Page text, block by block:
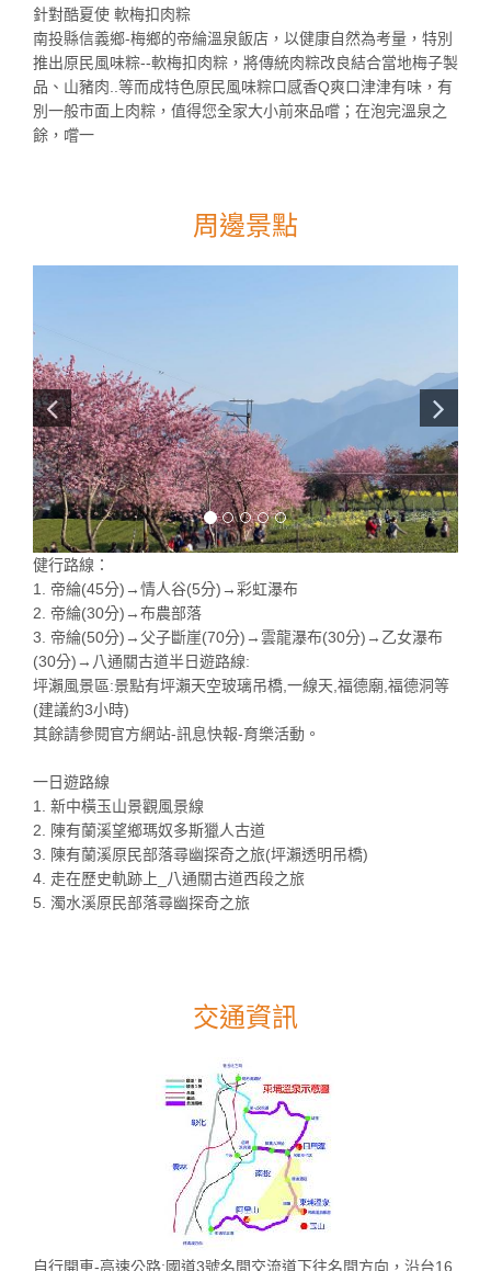
針對酷夏使 軟梅扣肉粽
南投縣信義鄉-梅鄉的帝綸溫泉飯店，以健康自然為考量，特別
推出原民風味粽--軟梅扣肉粽，將傳統肉粽改良結合當地梅子製
品、山豬肉..等而成特色原民風味粽口感香Q爽口津津有味，有
別一般市面上肉粽，值得您全家大小前來品嚐；在泡完溫泉之
餘，嚐一
周邊景點
健行路線：
1. 帝綸(45分)→情人谷(5分)→彩虹瀑布
2. 帝綸(30分)→布農部落
3. 帝綸(50分)→父子斷崖(70分)→雲龍瀑布(30分)→乙女瀑布
(30分)→八通關古道半日遊路線:
坪瀨風景區:景點有坪瀨天空玻璃吊橋,一線天,福德廟,福德洞等
(建議約3小時)
其餘請參閱官方網站-訊息快報-育樂活動。
一日遊路線
1. 新中橫玉山景觀風景線
2. 陳有蘭溪望鄉瑪奴多斯獵人古道
3. 陳有蘭溪原民部落尋幽探奇之旅(坪瀨透明吊橋)
4. 走在歷史軌跡上_八通關古道西段之旅
5. 濁水溪原民部落尋幽探奇之旅
交通資訊
自行開車-高速公路:國道3號名間交流道下往名間方向，沿台16